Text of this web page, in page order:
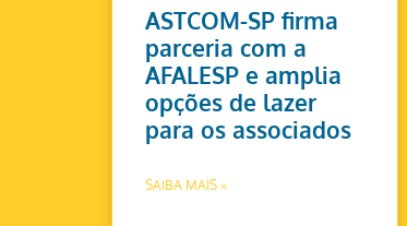
ASTCOM-SP firma
parceria com a
AFALESP e amplia
opções de lazer
para os associados
SAIBA MAIS »